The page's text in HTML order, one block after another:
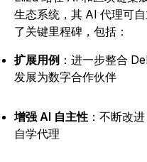
生态系统，其 AI 代理可自
了关键里程碑，包括：
扩展用例 ：进一步整合
发展为数字合作伙伴
增强 AI 自主性 ：不断改
自学代理